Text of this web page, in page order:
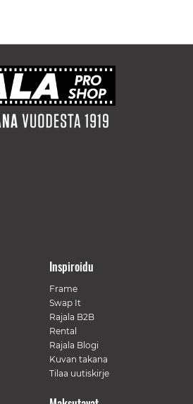
Inspiroidu
Frame
Swap It
Rajala B2B
Rental
Rajala Blogi
Kuvan takana
Tilaa uutiskirje